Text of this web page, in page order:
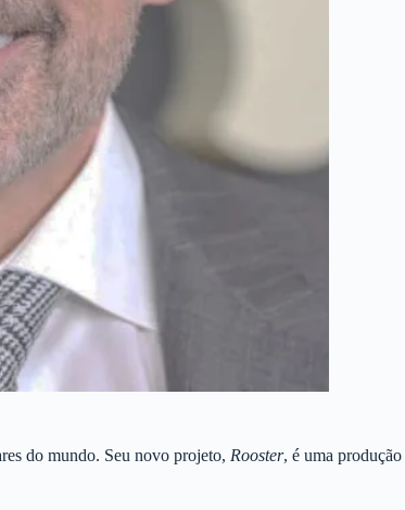
do mundo. Seu novo projeto, Rooster, é uma